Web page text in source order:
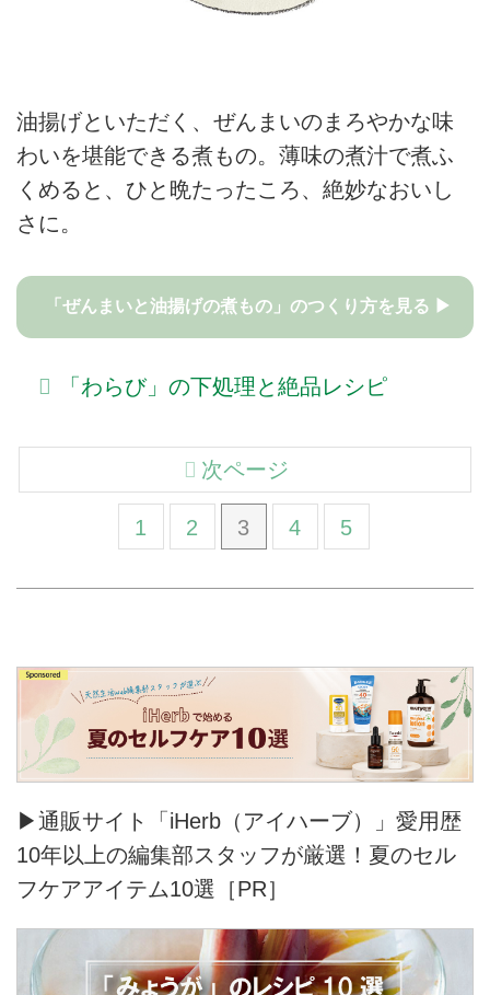
油揚げといただく、ぜんまいのまろやかな味
わいを堪能できる煮もの。薄味の煮汁で煮ふ
くめると、ひと晩たったころ、絶妙なおいし
さに。
「ぜんまいと油揚げの煮もの」のつくり方を見る ▶
「わらび」の下処理と絶品レシピ
1 2 3 4 5
次ページ
▶通販サイト「iHerb（アイハーブ）」愛用歴
10年以上の編集部スタッフが厳選！夏のセル
フケアアイテム10選［PR］